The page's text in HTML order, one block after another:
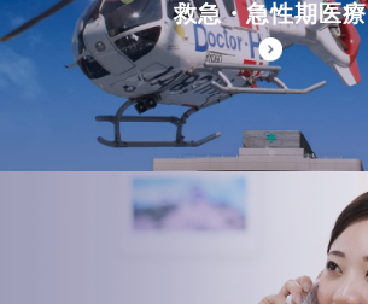
救急・急性期医療